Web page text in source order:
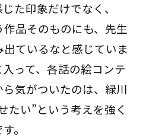
た印象だけでなく、
作品そのものにも、先生
ているなと感じていま
って、各話の絵コンテ
気がついたのは、緑川
たい”という考えを強く
。